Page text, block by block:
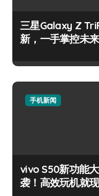
三星Galaxy Z
新，一手掌控未
手机新闻
vivo S50新功能
袭！高效玩机就现